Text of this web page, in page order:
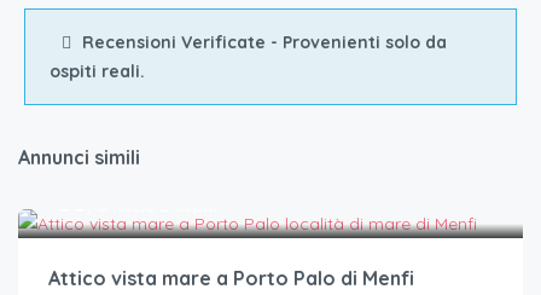
Recensioni Verificate - Provenienti solo da
ospiti reali.
Annunci simili
Attico vista mare a Porto Palo di Menfi